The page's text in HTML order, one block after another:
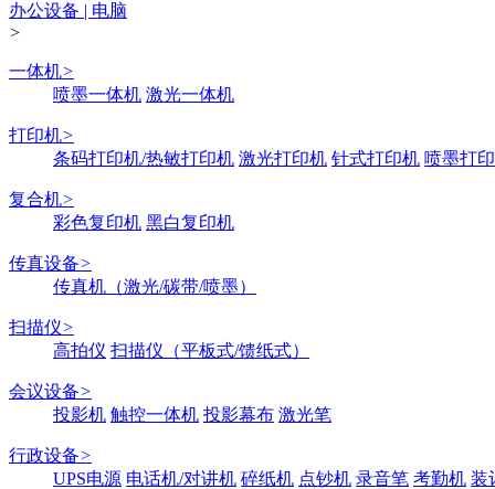
办公设备 | 电脑
>
一体机>
喷墨一体机 激光一体机
打印机>
条码打印机/热敏打印机 激光打印机 针式打印机 喷墨打
复合机>
彩色复印机 黑白复印机
传真设备>
传真机（激光/碳带/喷墨）
扫描仪>
高拍仪 扫描仪（平板式/馈纸式）
会议设备>
投影机 触控一体机 投影幕布 激光笔
行政设备>
UPS电源 电话机/对讲机 碎纸机 点钞机 录音笔 考勤机 装